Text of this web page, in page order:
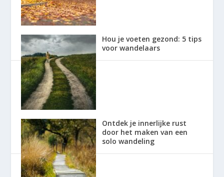
Hou je voeten gezond: 5 tips
voor wandelaars
Ontdek je innerlijke rust
door het maken van een
solo wandeling